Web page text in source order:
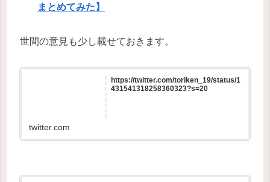
まとめてみた】
世間の意見も少し載せておきます。
https://twitter.com/toriken_19/status/1
431541318258360323?s=20
twitter.com